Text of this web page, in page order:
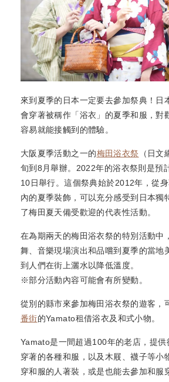
來到夏季的日本一定要去參加祭典！日
會穿著被稱作「浴衣」的夏季和服，對
容易就能接觸到的體驗。
大阪夏季活動之一的梅田浴衣祭
（日
旬到8月舉辦。2022年的浴衣祭則是預
10日舉行。這個祭典始於2012年，從
內的夏季裝飾，可以充分感受到日本獨
了梅田夏天備受歡迎的代表性活動。
在為期兩天的梅田浴衣祭的特別活動中
舞、音樂現場演出和品嚐到夏季的當地
到人們在街上灑水以降低溫度。
※部分活動內容可能會有所變動。
從別的縣市來參加梅田浴衣祭的遊客，
番街的Yamato租借浴衣及和式小物。
Yamato是一間超過100年的老店，提供
穿著的各種和服，以及木屐、襪子等小
穿和服的人著裝，或是也能去參加和服